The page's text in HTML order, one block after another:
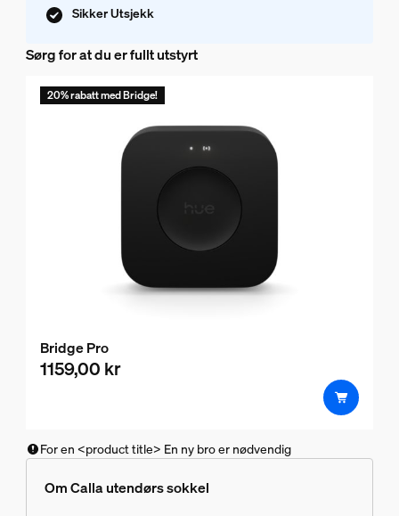
Sikker Utsjekk
Sørg for at du er fullt utstyrt
20% rabatt med Bridge!
Bridge Pro
1159,00 kr
For en <product title> En ny bro er nødvendig
Om Calla utendørs sokkel